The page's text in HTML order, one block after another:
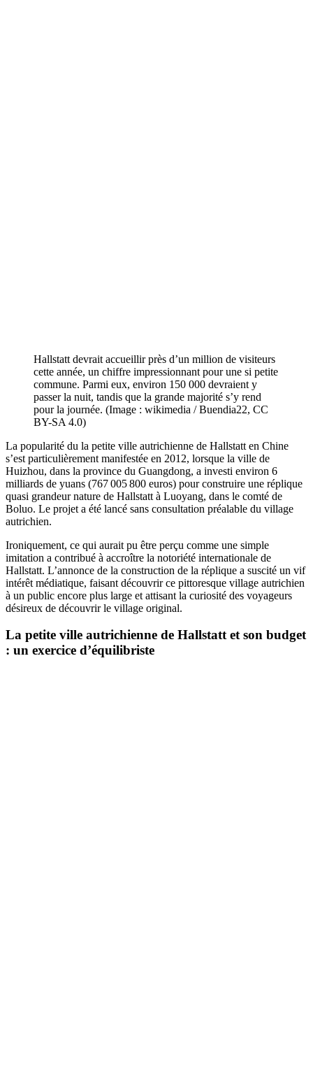
Hallstatt devrait accueillir près d’un million de visiteurs
cette année, un chiffre impressionnant pour une si petite
commune. Parmi eux, environ 150 000 devraient y
passer la nuit, tandis que la grande majorité s’y rend
pour la journée. (Image : wikimedia / Buendia22, CC
BY-SA 4.0)
La popularité du la petite ville autrichienne de Hallstatt en Chine
s’est particulièrement manifestée en 2012, lorsque la ville de
Huizhou, dans la province du Guangdong, a investi environ 6
milliards de yuans (767 005 800 euros) pour construire une réplique
quasi grandeur nature de Hallstatt à Luoyang, dans le comté de
Boluo. Le projet a été lancé sans consultation préalable du village
autrichien.
Ironiquement, ce qui aurait pu être perçu comme une simple
imitation a contribué à accroître la notoriété internationale de
Hallstatt. L’annonce de la construction de la réplique a suscité un vif
intérêt médiatique, faisant découvrir ce pittoresque village autrichien
à un public encore plus large et attisant la curiosité des voyageurs
désireux de découvrir le village original.
La petite ville autrichienne de Hallstatt et son budget
: un exercice d’équilibriste